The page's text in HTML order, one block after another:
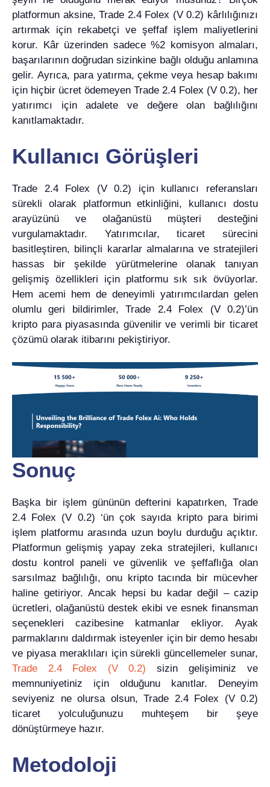
platformun aksine, Trade 2.4 Folex (V 0.2) kârlılığınızı
artırmak için rekabetçi ve şeffaf işlem maliyetlerini
korur. Kâr üzerinden sadece %2 komisyon almaları,
başarılarının doğrudan sizinkine bağlı olduğu anlamına
gelir. Ayrıca, para yatırma, çekme veya hesap bakımı
için hiçbir ücret ödemeyen Trade 2.4 Folex (V 0.2), her
yatırımcı için adalete ve değere olan bağlılığını
kanıtlamaktadır.
Kullanıcı Görüşleri
Trade 2.4 Folex (V 0.2) için kullanıcı referansları
sürekli olarak platformun etkinliğini, kullanıcı dostu
arayüzünü ve olağanüstü müşteri desteğini
vurgulamaktadır. Yatırımcılar, ticaret sürecini
basitleştiren, bilinçli kararlar almalarına ve stratejileri
hassas bir şekilde yürütmelerine olanak tanıyan
gelişmiş özellikleri için platformu sık sık övüyorlar.
Hem acemi hem de deneyimli yatırımcılardan gelen
olumlu geri bildirimler, Trade 2.4 Folex (V 0.2)’ün
kripto para piyasasında güvenilir ve verimli bir ticaret
çözümü olarak itibarını pekiştiriyor.
Sonuç
Başka bir işlem gününün defterini kapatırken, Trade
2.4 Folex (V 0.2) ‘ün çok sayıda kripto para birimi
işlem platformu arasında uzun boylu durduğu açıktır.
Platformun gelişmiş yapay zeka stratejileri, kullanıcı
dostu kontrol paneli ve güvenlik ve şeffaflığa olan
sarsılmaz bağlılığı, onu kripto tacında bir mücevher
haline getiriyor. Ancak hepsi bu kadar değil – cazip
ücretleri, olağanüstü destek ekibi ve esnek finansman
seçenekleri cazibesine katmanlar ekliyor. Ayak
parmaklarını daldırmak isteyenler için bir demo hesabı
ve piyasa meraklıları için sürekli güncellemeler sunar,
Trade 2.4 Folex (V 0.2) sizin gelişiminiz ve
memnuniyetiniz için olduğunu kanıtlar. Deneyim
seviyeniz ne olursa olsun, Trade 2.4 Folex (V 0.2)
ticaret yolculuğunuzu muhteşem bir şeye
dönüştürmeye hazır.
Metodoloji